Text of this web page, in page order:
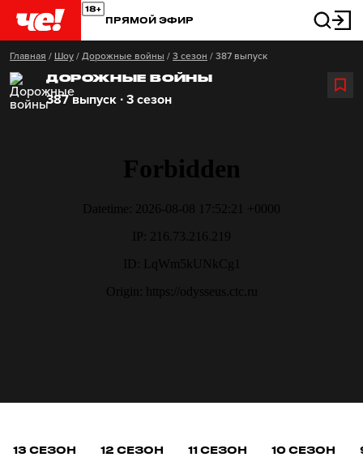
ПРЯМОЙ ЭФИР
Главная / Шоу / Дорожные войны / 3 сезон / 387 выпуск
ДОРОЖНЫЕ ВОЙНЫ
387 выпуск ∙ 3 сезон
13 СЕЗОН 12 СЕЗОН 11 СЕЗОН 10 СЕЗОН